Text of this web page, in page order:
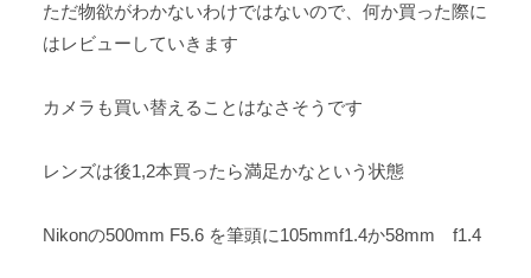
ただ物欲がわかないわけではないので、何か買った際に
はレビューしていきます
カメラも買い替えることはなさそうです
レンズは後1,2本買ったら満足かなという状態
Nikonの500mm F5.6 を筆頭に105mmf1.4か58mm f1.4